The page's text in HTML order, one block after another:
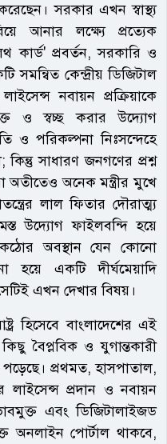
সরকার এখন স্বাস্থ্য
আনার লক্ষ্যে প্রত্যেক
কার্ড' প্রবর্তন, সরকারি ও
সমন্বিত কেন্দ্রীয় ডিজিটাল
নবায়ন প্রক্রিয়াকে
ও স্বচ্ছ করার উদ্যোগ
ও পরিকল্পনা নিঃসন্দেহে
সাধারণ জনগণের প্রশ্ন
অনেক মন্ত্রীর মুখে
লাল ফিতার দৌরাত্ম্য
উদ্যোগ ফাইলবন্দি হয়ে
কঠোর অবস্থান যেন কোনো
একটি দীর্ঘমেয়াদি
এখন দেখার বিষয়।
হিসেবে বাংলাদেশের এই
বৈপ্লবিক ও যুগান্তকারী
পড়েছে। প্রথমত, হাসপাতাল,
লাইসেন্স প্রদান ও নবায়ন
এবং ডিজিটালাইজড
অনলাইন পোর্টাল থাকবে,